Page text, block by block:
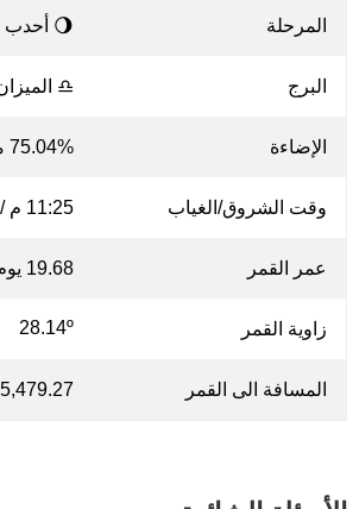
المرحلة 🌖 أحدب
البرج ♎
الإضاءة 75.04% مضيء
وقت الشروق/الغياب 11:25 م / 9:00 ص
عمر القمر 19.68 يوم
زاوية القمر 28.14º
المسافة الى القمر 405,479.27